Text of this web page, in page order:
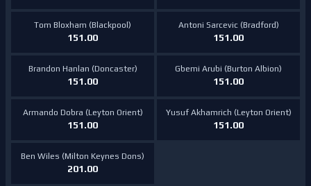
Tom Bloxham (Blackpool)
151.00
Antoni Sarcevic (Bradford)
151.00
Brandon Hanlan (Doncaster)
151.00
Gbemi Arubi (Burton Albion)
151.00
Armando Dobra (Leyton Orient)
151.00
Yusuf Akhamrich (Leyton Orient)
151.00
Ben Wiles (Milton Keynes Dons)
201.00